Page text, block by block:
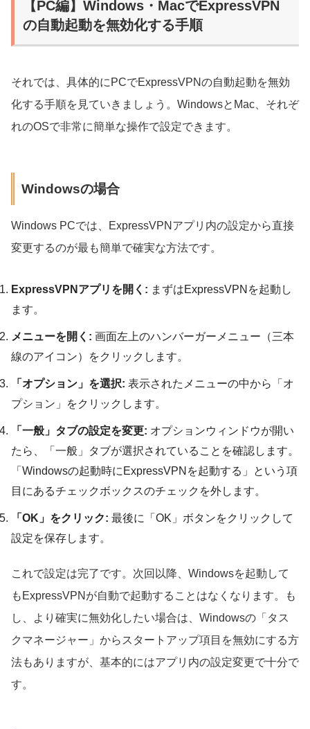
【PC編】Windows・MacでExpressVPN
の自動起動を無効化する手順
それでは、具体的にPCでExpressVPNの自動起動を無効
化する手順を見ていきましょう。WindowsとMac、それぞ
れのOSで非常に簡単な操作で設定できます。
Windowsの場合
Windows PCでは、ExpressVPNアプリ内の設定から直接
変更するのが最も簡単で確実な方法です。
ExpressVPNアプリを開く: まずはExpressVPNを起動し
ます。
メニューを開く: 画面左上のハンバーガーメニュー（三本
線のアイコン）をクリックします。
「オプション」を選択: 表示されたメニューの中から「オ
プション」をクリックします。
「一般」タブの設定を変更: オプションウィンドウが開い
たら、「一般」タブが選択されていることを確認します。
「Windowsの起動時にExpressVPNを起動する」という項
目にあるチェックボックスのチェックを外します。
「OK」をクリック: 最後に「OK」ボタンをクリックして
設定を保存します。
これで設定は完了です。次回以降、Windowsを起動して
もExpressVPNが自動で起動することはなくなります。も
し、より確実に無効化したい場合は、Windowsの「タス
クマネージャー」からスタートアップ項目を無効にする方
法もありますが、基本的にはアプリ内の設定変更で十分で
す。